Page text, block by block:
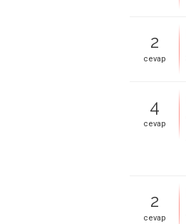
2
cevap
4
cevap
2
cevap